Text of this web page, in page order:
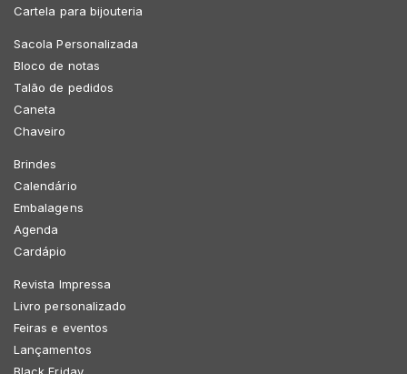
Cartela para bijouteria
Sacola Personalizada
Bloco de notas
Talão de pedidos
Caneta
Chaveiro
Brindes
Calendário
Embalagens
Agenda
Cardápio
Revista Impressa
Livro personalizado
Feiras e eventos
Lançamentos
Black Friday